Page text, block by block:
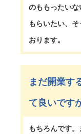
のももったい
もらいたい、
おります。
まだ開業す
て良いです
もちろんです